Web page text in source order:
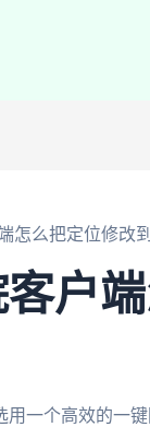
怎么把定位修改
户
一个高效的一